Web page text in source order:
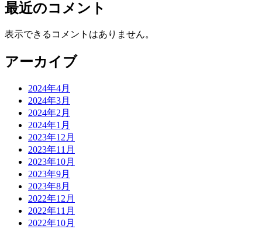
最近のコメント
表示できるコメントはありません。
アーカイブ
2024年4月
2024年3月
2024年2月
2024年1月
2023年12月
2023年11月
2023年10月
2023年9月
2023年8月
2022年12月
2022年11月
2022年10月